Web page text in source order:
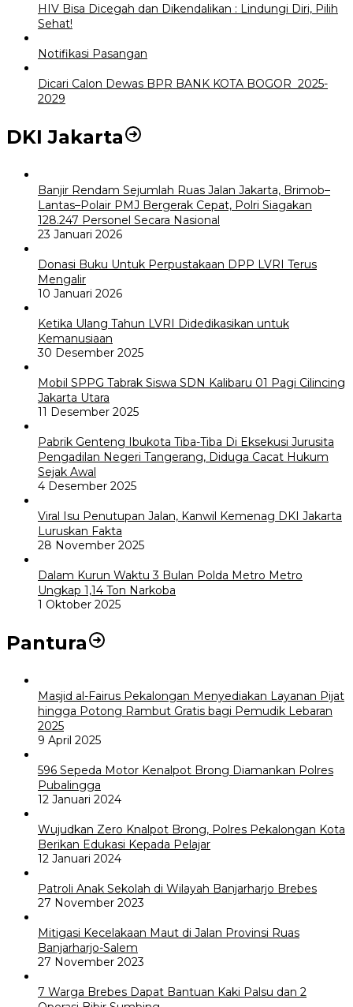
HIV Bisa Dicegah dan Dikendalikan : Lindungi Diri, Pilih
Sehat!
Notifikasi Pasangan
Dicari Calon Dewas BPR BANK KOTA BOGOR 2025-
2029
DKI Jakarta
Banjir Rendam Sejumlah Ruas Jalan Jakarta, Brimob–
Lantas–Polair PMJ Bergerak Cepat, Polri Siagakan
128.247 Personel Secara Nasional
23 Januari 2026
Donasi Buku Untuk Perpustakaan DPP LVRI Terus
Mengalir
10 Januari 2026
Ketika Ulang Tahun LVRI Didedikasikan untuk
Kemanusiaan
30 Desember 2025
Mobil SPPG Tabrak Siswa SDN Kalibaru 01 Pagi Cilincing
Jakarta Utara
11 Desember 2025
Pabrik Genteng Ibukota Tiba-Tiba Di Eksekusi Jurusita
Pengadilan Negeri Tangerang, Diduga Cacat Hukum
Sejak Awal
4 Desember 2025
Viral Isu Penutupan Jalan, Kanwil Kemenag DKI Jakarta
Luruskan Fakta
28 November 2025
Dalam Kurun Waktu 3 Bulan Polda Metro Metro
Ungkap 1,14 Ton Narkoba
1 Oktober 2025
Pantura
Masjid al-Fairus Pekalongan Menyediakan Layanan Pijat
hingga Potong Rambut Gratis bagi Pemudik Lebaran
2025
9 April 2025
596 Sepeda Motor Kenalpot Brong Diamankan Polres
Pubalingga
12 Januari 2024
Wujudkan Zero Knalpot Brong, Polres Pekalongan Kota
Berikan Edukasi Kepada Pelajar
12 Januari 2024
Patroli Anak Sekolah di Wilayah Banjarharjo Brebes
27 November 2023
Mitigasi Kecelakaan Maut di Jalan Provinsi Ruas
Banjarharjo-Salem
27 November 2023
7 Warga Brebes Dapat Bantuan Kaki Palsu dan 2